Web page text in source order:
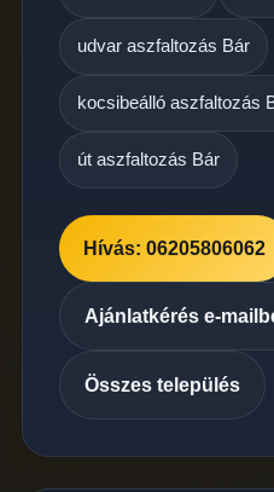
udvar aszfaltozás Bár
kocsibeálló aszfaltozás
út aszfaltozás Bár
Hívás: 06205806062
Ajánlatkérés e-
Összes település